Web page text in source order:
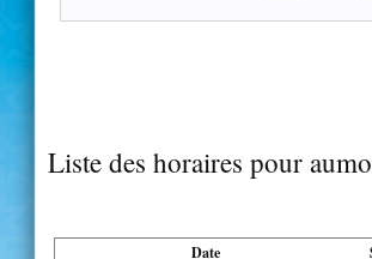
Liste des horaires pour
Date